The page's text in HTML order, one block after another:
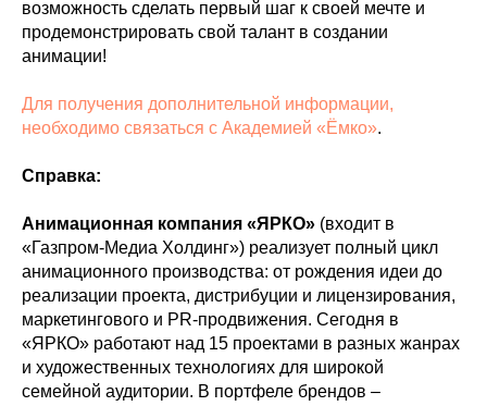
возможность сделать первый шаг к своей мечте и
продемонстрировать свой талант в создании
анимации!
Для получения дополнительной информации,
необходимо связаться с Академией «Ёмко».
Справка:
Анимационная компания «ЯРКО» (входит в
«Газпром-Медиа Холдинг») реализует полный цикл
анимационного производства: от рождения идеи до
реализации проекта, дистрибуции и лицензирования,
маркетингового и PR-продвижения. Сегодня в
«ЯРКО» работают над 15 проектами в разных жанрах
и художественных технологиях для широкой
семейной аудитории. В портфеле брендов –